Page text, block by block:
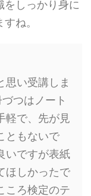
をしっかり身に
ね。
思い受講しま
つはノート
軽で、先が見
ともないで
いですが表紙
ほしかったで
ころ検定のテ